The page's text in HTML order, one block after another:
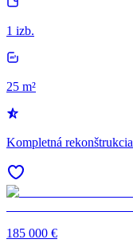
1 izb.
25 m²
Kompletná rekonštrukcia
185 000 €